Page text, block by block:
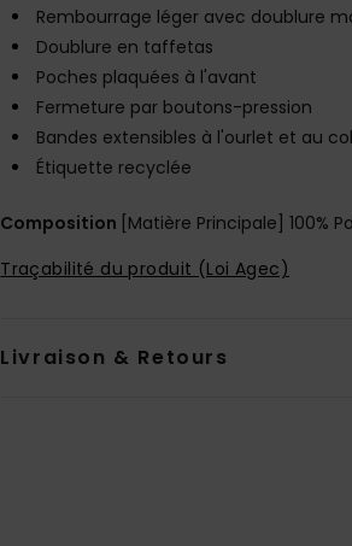
Rembourrage léger avec doublure
Doublure en taffetas
Poches plaquées à l'avant
Fermeture par boutons-pression
Bandes extensibles à l'ourlet et au col
Étiquette recyclée
Composition [Matière Principale] 100%
Traçabilité du produit (Loi Agec)
Livraison & Retours